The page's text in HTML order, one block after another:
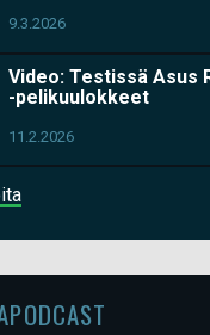
9.3.2026
Video: Testissä Asus
-pelikuulokkeet
11.2.2026